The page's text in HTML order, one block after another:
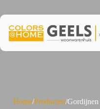
de
inhoud
Home/Producten/Gordijnen